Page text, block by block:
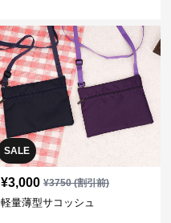
SALE
¥3,000 ¥3750(割引前)
軽量薄型サコッシュ